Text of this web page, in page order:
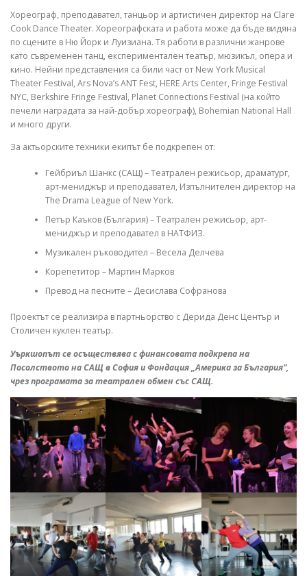
Хореограф, преподавател, танцьор и артистичен директор на Clare
Cook Dance Theater. Хореографската и работа може да бъде видяна
по сцените в Ню Йорк и Луизиана. Тя работи в различни жанрове
като съвременен танц, експериментален театър, мюзикъл, опера и
кино. Нейни представления са били част от New York Musical
Theater Festival, Ars Nova’s ANT Fest, HERE Arts Center, Fringe Festival
NYC, Berkshire Fringe Festival, Planet Connections Festival (на който
печели наградата за най-добър хореограф), Bohemian National Hall
и много други.
За актьорските техники екипът бе подкрепен от:
Гейбриъл Шанкс (САЩ) – Театрален режисьор, драматург,
арт-мениджър и преподавател, Изпълнителен директор на
The Drama League of New York.
Петър Каъков (България) – Театрален режисьор, арт-
мениджър и преподавател в НАТФИЗ.
Музикален ръководител – Весела Делчева
Корепетитор – Мартин Марков
Превод на песните – Десислава Софранова
Проектът се реализира в партньорство с Дерида Денс Център и
Столичен куклен театър.
Уъркшопът се осъществява с финансовата подкрепа на
Посолството на САЩ в София и Фондация „Америка за България”,
чрез програмата за театрален обмен със САЩ.